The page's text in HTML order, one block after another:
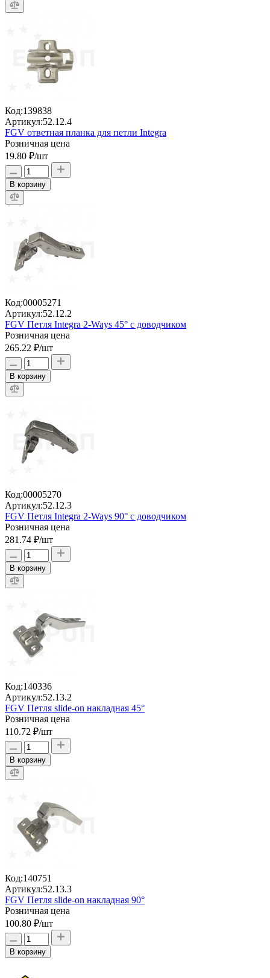
Код:139838
Артикул:52.12.4
FGV ответная планка для петли Integra
Розничная цена
19.80 ₽/шт
В корзину
Код:00005271
Артикул:52.12.2
FGV Петля Integra 2-Ways 45° с доводчиком
Розничная цена
265.22 ₽/шт
В корзину
Код:00005270
Артикул:52.12.3
FGV Петля Integra 2-Ways 90° с доводчиком
Розничная цена
281.74 ₽/шт
В корзину
Код:140336
Артикул:52.13.2
FGV Петля slide-on накладная 45°
Розничная цена
110.72 ₽/шт
В корзину
Код:140751
Артикул:52.13.3
FGV Петля slide-on накладная 90°
Розничная цена
100.80 ₽/шт
В корзину